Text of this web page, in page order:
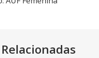
Relacionadas